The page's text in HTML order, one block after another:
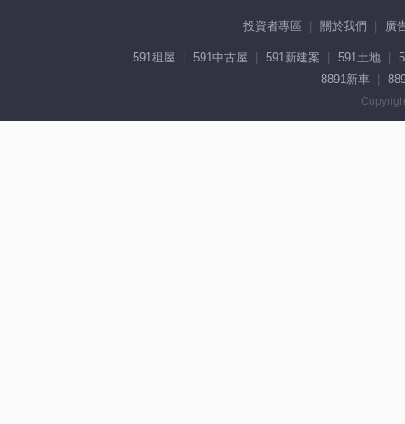
投資者專區 關於我們 廣
591租屋 591中古屋 591新建案 591土地
8891新車